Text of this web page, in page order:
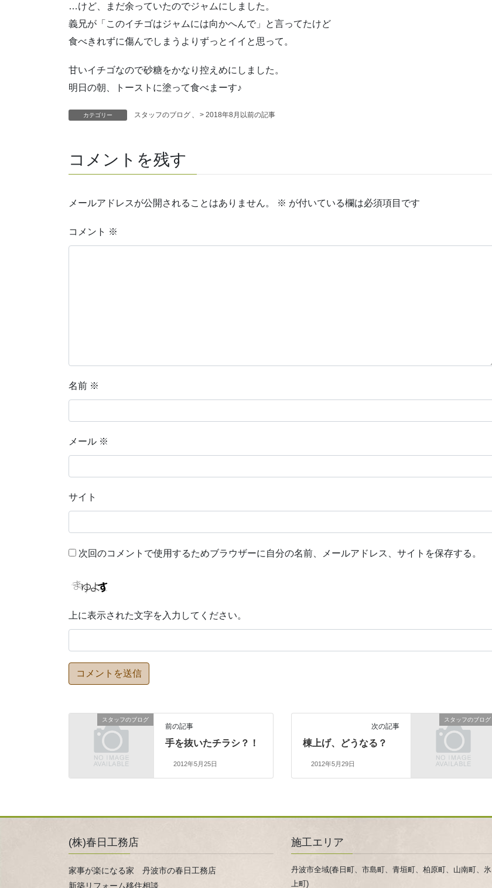
…けど、まだ余っていたのでジャムにしました。
義兄が「このイチゴはジャムには向かへんで」と言ってたけど
食べきれずに傷んでしまうよりずっとイイと思って。
甘いイチゴなので砂糖をかなり控えめにしました。
明日の朝、トーストに塗って食べまーす♪
カテゴリー スタッフのブログ 、 > 2018年8月以前の記事
コメントを残す
メールアドレスが公開されることはありません。 ※ が付いている欄は必須項目です
コメント ※
名前 ※
メール ※
サイト
次回のコメントで使用するためブラウザーに自分の名前、メールアドレス、サイトを保存する。
上に表示された文字を入力してください。
スタッフのブログ
前の記事
手を抜いたチラシ？！
2012年5月25日
スタッフのブログ
次の記事
棟上げ、どうなる？
2012年5月29日
(株)春日工務店
家事が楽になる家 丹波市の春日工務店
新築リフォーム移住相談
施工エリア
丹波市全域(春日町、市島町、青垣町、柏原町、山南町、氷
上町)